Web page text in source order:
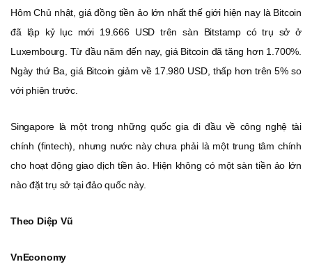
Hôm Chủ nhật, giá đồng tiền ảo lớn nhất thế giới hiện nay là Bitcoin
đã lập kỷ lục mới 19.666 USD trên sàn Bitstamp có trụ sở ở
Luxembourg. Từ đầu năm đến nay, giá Bitcoin đã tăng hơn 1.700%.
Ngày thứ Ba, giá Bitcoin giảm về 17.980 USD, thấp hơn trên 5% so
với phiên trước.
Singapore là một trong những quốc gia đi đầu về công nghệ tài
chính (fintech), nhưng nước này chưa phải là một trung tâm chính
cho hoạt động giao dịch tiền ảo. Hiện không có một sàn tiền ảo lớn
nào đặt trụ sở tại đảo quốc này.
Theo Diệp Vũ
VnEconomy